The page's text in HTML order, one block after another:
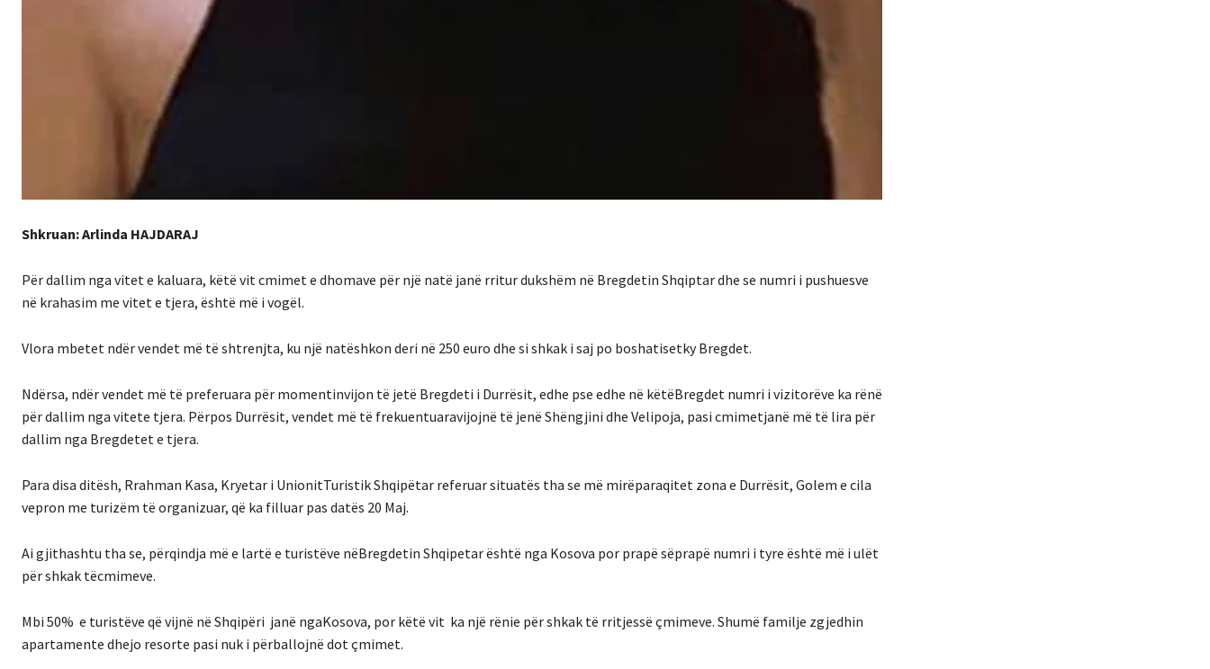
Shkruan: Arlinda HAJDARAJ
Përdallim nga vitet e kaluara, këtë vit cmimet e dhomave për një natë janë rriturdukshëm në Bregdetin Shqiptardhe se numri i pushuesve
në krahasim me vitet e tjera, është më i vogël.
Vlora mbetet ndërvendet më të shtrenjta, ku një natëshkon deri në 250 euro dhe si shkak i saj po boshatisetky Bregdet.
Ndërsa, ndërvendet më të preferuara për momentinvijon të jetë Bregdeti i Durrësit, edhe pse edhe në këtëBregdet numri i vizitorëve ka rënë
përdallim nga vitete tjera. Përpos Durrësit, vendet më të frekuentuaravijojnë të jenë Shëngjini dhe Velipoja, pasi cmimetjanë më të lira për
dallim nga Bregdetet e tjera.
Para disa ditësh, Rrahman Kasa, Kryetar i UnionitTuristikShqipëtar referuarsituatës tha se më mirëparaqitet zona e Durrësit, Golem e cila
vepron me turizëm të organizuar, që ka filluar pas datës 20 Maj.
Ai gjithashtu tha se, përqindja më e lartë e turistëve nëBregdetin Shqipetarështë nga Kosova por prapë sëprapë numri i tyre është më i ulët
përshkak tëcmimeve.
Mbi 50% e turistëve që vijnë në Shqipëri janë ngaKosova, por këtë vit ka një rënie përshkak të rritjessë çmimeve. Shumë familje zgjedhin
apartamente dhejo resorte pasi nuk i përballojnë dot çmimet.